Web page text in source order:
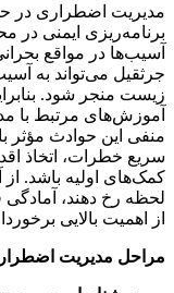
مدیریت اضطراری در
برنامه‌ریزی ایمنی
آسیب‌ها در مواقع
جرثقیل می‌تواند به
زیست منجر شود.
آموزش‌های مرتبط با
منفی این حوادث مؤثر
سریع خطرات، اتخاذ
کمک‌های اولیه باشد. از
لحظه رخ دهند،
از اهمیت بالایی
مراحل مدیریت